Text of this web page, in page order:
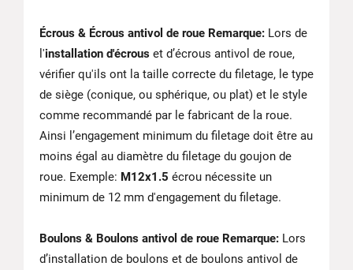
Écrous & Écrous antivol de roue Remarque: Lors de
l'installation d'écrous et d’écrous antivol de roue,
vérifier qu'ils ont la taille correcte du filetage, le type
de siège (conique, ou sphérique, ou plat) et le style
comme recommandé par le fabricant de la roue.
Ainsi l’engagement minimum du filetage doit être au
moins égal au diamètre du filetage du goujon de
roue. Exemple: M12x1.5 écrou nécessite un
minimum de 12 mm d'engagement du filetage.
Boulons & Boulons antivol de roue Remarque: Lors
d’installation de boulons et de boulons antivol de